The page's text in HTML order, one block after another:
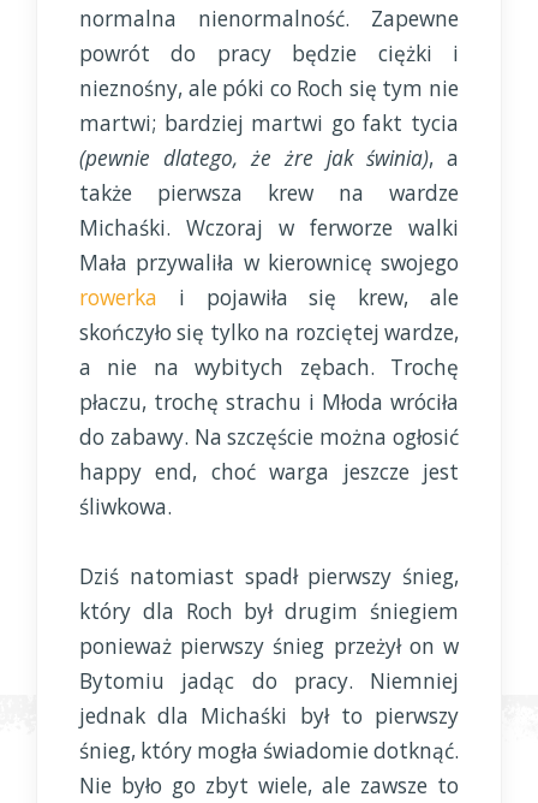
normalna nienormalność. Zapewne
powrót do pracy będzie ciężki i
nieznośny, ale póki co Roch się tym nie
martwi; bardziej martwi go fakt tycia
(pewnie dlatego, że żre jak świnia), a
także pierwsza krew na wardze
Michaśki. Wczoraj w ferworze walki
Mała przywaliła w kierownicę swojego
rowerka i pojawiła się krew, ale
skończyło się tylko na rozciętej wardze,
a nie na wybitych zębach. Trochę
płaczu, trochę strachu i Młoda wróciła
do zabawy. Na szczęście można ogłosić
happy end, choć warga jeszcze jest
śliwkowa.
Dziś natomiast spadł pierwszy śnieg,
który dla Roch był drugim śniegiem
ponieważ pierwszy śnieg przeżył on w
Bytomiu jadąc do pracy. Niemniej
jednak dla Michaśki był to pierwszy
śnieg, który mogła świadomie dotknąć.
Nie było go zbyt wiele, ale zawsze to